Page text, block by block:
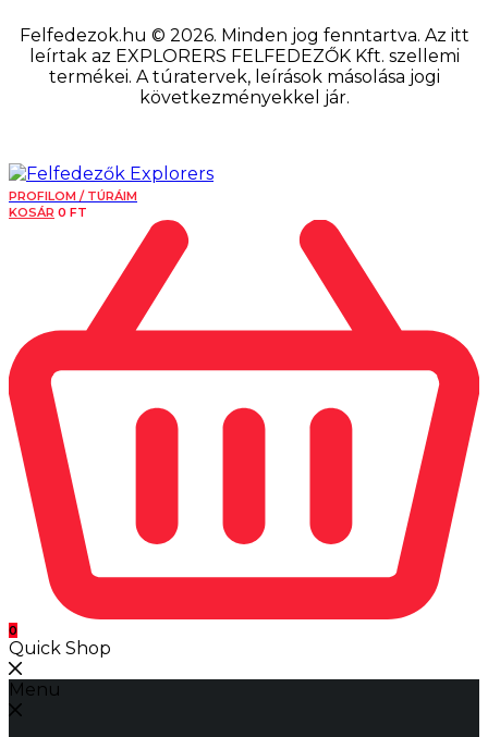
Felfedezok.hu © 2026. Minden jog fenntartva. Az itt
leírtak az EXPLORERS FELFEDEZŐK Kft. szellemi
termékei. A túratervek, leírások másolása jogi
következményekkel jár.
PROFILOM / TÚRÁIM
KOSÁR 0 FT
0
Quick Shop
Menu